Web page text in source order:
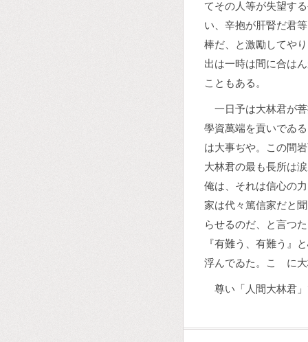
てその人等が失望す
い、辛抱が肝腎だ君
棒だ、と激勵してや
出は一時は間に合は
こともある。
一日予は大林君が
學資萬端を貢いでゐ
は大事ぢや。この間
大林君の最も長所は
俺は、それは信心の
家は代々篤信家だと
らせるのだ、と言つ
『有難う、有難う』
浮んでゐた。こゝに
尊い「人間大林君